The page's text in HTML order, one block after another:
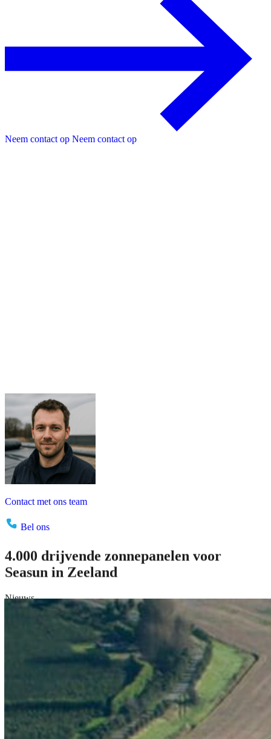
Neem contact op Neem contact op
Contact met ons team
Bel ons
4.000 drijvende zonnepanelen voor
Seasun in Zeeland
Nieuws